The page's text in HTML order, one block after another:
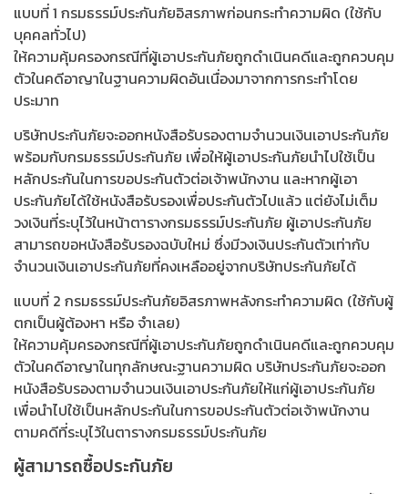
แบบที่ 1 กรมธรรม์ประกันภัยอิสรภาพก่อนกระทำความผิด (ใช้กับ
บุคคลทั่วไป)
ให้ความคุ้มครองกรณีที่ผู้เอาประกันภัยถูกดำเนินคดีและถูกควบคุม
ตัวในคดีอาญาในฐานความผิดอันเนื่องมาจากการกระทำโดย
ประมาท
บริษัทประกันภัยจะออกหนังสือรับรองตามจำนวนเงินเอาประกันภัย
พร้อมกับกรมธรรม์ประกันภัย เพื่อให้ผู้เอาประกันภัยนำไปใช้เป็น
หลักประกันในการขอประกันตัวต่อเจ้าพนักงาน และหากผู้เอา
ประกันภัยได้ใช้หนังสือรับรองเพื่อประกันตัวไปแล้ว แต่ยังไม่เต็ม
วงเงินที่ระบุไว้ในหน้าตารางกรมธรรม์ประกันภัย ผู้เอาประกันภัย
สามารถขอหนังสือรับรองฉบับใหม่ ซึ่งมีวงเงินประกันตัวเท่ากับ
จำนวนเงินเอาประกันภัยที่คงเหลืออยู่จากบริษัทประกันภัยได้
แบบที่ 2 กรมธรรม์ประกันภัยอิสรภาพหลังกระทำความผิด (ใช้กับผู้
ตกเป็นผู้ต้องหา หรือ จำเลย)
ให้ความคุ้มครองกรณีที่ผู้เอาประกันภัยถูกดำเนินคดีและถูกควบคุม
ตัวในคดีอาญาในทุกลักษณะฐานความผิด บริษัทประกันภัยจะออก
หนังสือรับรองตามจำนวนเงินเอาประกันภัยให้แก่ผู้เอาประกันภัย
เพื่อนำไปใช้เป็นหลักประกันในการขอประกันตัวต่อเจ้าพนักงาน
ตามคดีที่ระบุไว้ในตารางกรมธรรม์ประกันภัย
ผู้สามารถซื้อประกันภัย